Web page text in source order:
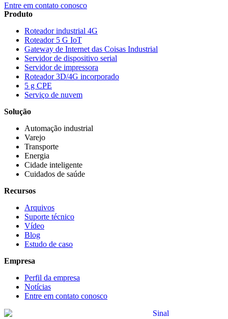
Entre em contato conosco
Produto
Roteador industrial 4G
Roteador 5 G IoT
Gateway de Internet das Coisas Industrial
Servidor de dispositivo serial
Servidor de impressora
Roteador 3D/4G incorporado
5 g CPE
Serviço de nuvem
Solução
Automação industrial
Varejo
Transporte
Energia
Cidade inteligente
Cuidados de saúde
Recursos
Arquivos
Suporte técnico
Vídeo
Blog
Estudo de caso
Empresa
Perfil da empresa
Notícias
Entre em contato conosco